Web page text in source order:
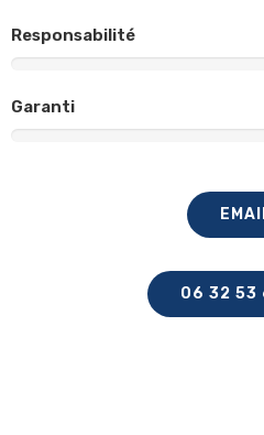
Responsabilité
Garanti
06 32 53